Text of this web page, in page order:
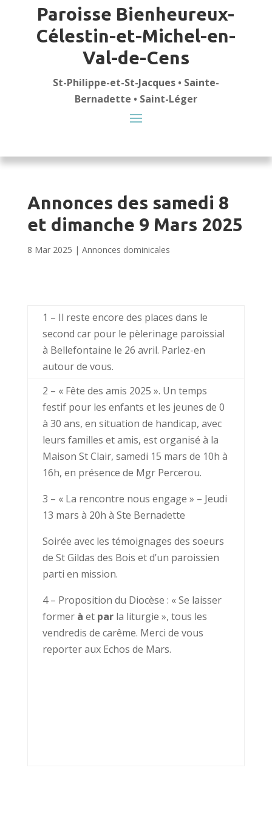
Paroisse Bienheureux-
Célestin-et-Michel-en-
Val-de-Cens
St-Philippe-et-St-Jacques • Sainte-
Bernadette • Saint-Léger
Annonces des samedi 8
et dimanche 9 Mars 2025
8 Mar 2025 | Annonces dominicales
1 – Il reste encore des places dans le
second car pour le pèlerinage paroissial
à Bellefontaine le 26 avril. Parlez-en
autour de vous.
2 – « Fête des amis 2025 ». Un temps
festif pour les enfants et les jeunes de 0
à 30 ans, en situation de handicap, avec
leurs familles et amis, est organisé à la
Maison St Clair, samedi 15 mars de 10h à
16h, en présence de Mgr Percerou.
3 – « La rencontre nous engage » – Jeudi
13 mars à 20h à Ste Bernadette
Soirée avec les témoignages des soeurs
de St Gildas des Bois et d’un paroissien
parti en mission.
4 – Proposition du Diocèse : « Se laisser
former à et parla liturgie », tous les
vendredis de carême. Merci de vous
reporter aux Echos de Mars.